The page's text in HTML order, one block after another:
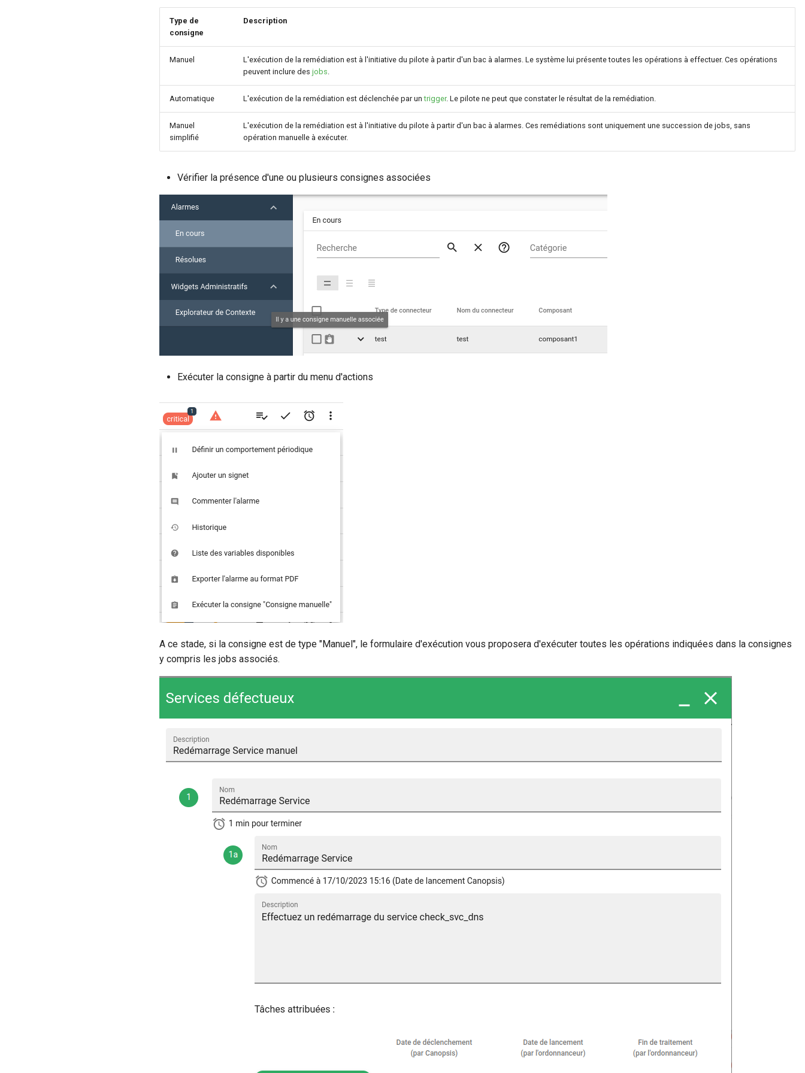
Type de
consigne
Description
Manuel
L'exécution de la remédiation est à l'initiative du pilote à partir d'un bac à alarmes. Le système lui présente toutes les opérations à effectuer. Ces opérations
peuvent inclure des jobs.
Automatique L'exécution de la remédiation est déclenchée par untrigger. Le pilote ne peut que constater le résultat de la remédiation.
Manuel
simplifié
L'exécution de la remédiation est à l'initiative du pilote à partir d'un bac à alarmes. Ces remédiations sont uniquement une succession de jobs, sans
opération manuelle à exécuter.
Vérifier la présence d'une ou plusieurs consignes associées
Exécuter la consigne à partir du menu d'actions
A ce stade, si la consigne est de type "Manuel", le formulaire d'exécution vous proposera d'exécuter toutes les opérations indiquées dans la consignes
y compris les jobs associés.